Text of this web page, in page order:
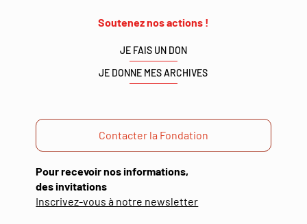
Soutenez nos actions !
JE FAIS UN DON
JE DONNE MES ARCHIVES
Contacter la Fondation
Pour recevoir nos informations,
des invitations
Inscrivez-vous à notre newsletter(ouverture